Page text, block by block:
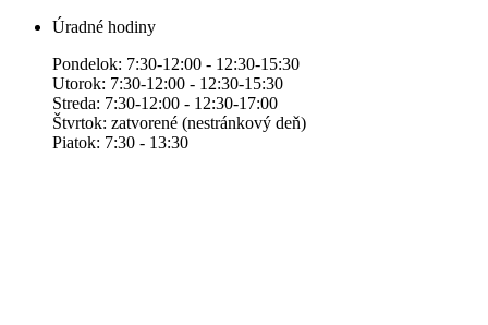
Úradné hodiny
Pondelok: 7:30-12:00 - 12:30-15:30
Utorok: 7:30-12:00 - 12:30-15:30
Streda: 7:30-12:00 - 12:30-17:00
Štvrtok: zatvorené (nestránkový deň)
Piatok: 7:30 - 13:30